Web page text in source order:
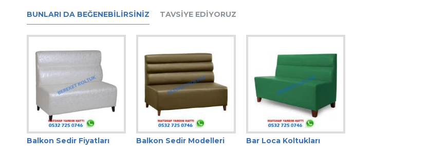
BUNLARI DA BEĞENEBILIRSINIZ TAVSIYE EDIYORUZ
Balkon Sedir Fiyatları Balkon Sedir Modelleri Bar Loca Koltukları